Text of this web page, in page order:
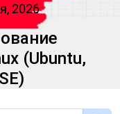
2026
(Ubuntu,